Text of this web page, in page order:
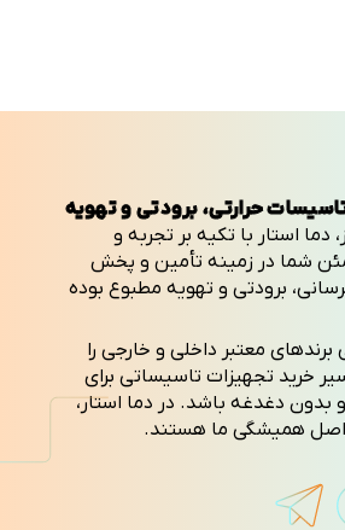
حرارتی، برودتی و تهویه
تا امروز، دما استار با تکیه بر تجربه و
شما در زمینه تأمین و پخش
برودتی و تهویه مطبوع بوده
برندهای معتبر داخلی و خارجی را
خرید تجهیزات تاسیساتی برای
دغدغه باشد. در دما استار،
اصل همیشگی ما هستند.